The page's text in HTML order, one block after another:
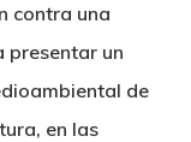
contra una
presentar un
de
en las